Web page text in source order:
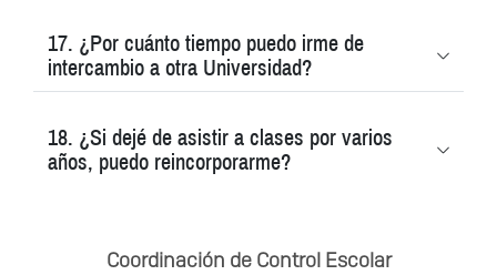
17. ¿Por cuánto tiempo puedo irme de
intercambio a otra Universidad?
18. ¿Si dejé de asistir a clases por varios
años, puedo reincorporarme?
Coordinación de Control Escolar